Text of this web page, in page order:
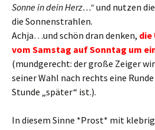
Sonne in dein Herz…“und nutzen
die Sonnenstrahlen.
Achja…und schön dran denken, die
vom Samstag auf Sonntag um
(mundgerecht: der große Zeiger
seiner Wahl nach rechts eine
Stunde „später“ ist.).
In diesem Sinne *Prost* mit